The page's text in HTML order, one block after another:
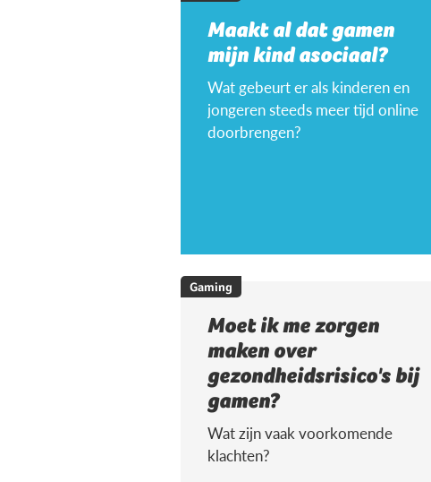
Maakt al dat gamen
mijn kind asociaal?
Wat gebeurt er als kinderen en
jongeren steeds meer tijd online
doorbrengen?
Gaming
Moet ik me zorgen
maken over
gezondheidsrisico's bij
gamen?
Wat zijn vaak voorkomende
klachten?